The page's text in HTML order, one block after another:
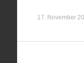
17. November